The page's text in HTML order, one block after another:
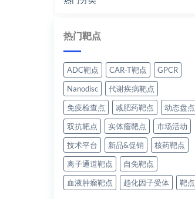
热门靶点
ADC靶点 CAR-T靶点
GPCR
Nanodisc
代谢疾病靶点
免疫检查点
减肥药靶点
动态盘点
双抗靶点
实体瘤靶点
市场活动
技术平台
新品&促销
核药靶点
离子通道靶点
自免靶点
血液肿瘤靶点
趋化因子受体 靶点